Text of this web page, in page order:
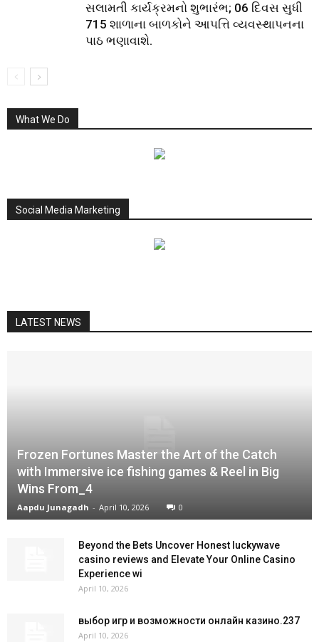
સલામતી કાર્યક્રમનો શુભારંભ; 06 દિવસ સુધી
715 શાળાના બાળકોને આપત્તિ વ્યવસ્થાપનના
પાઠ ભણાવાશે.
What We Do
Social Media Marketing
LATEST NEWS
Frozen Fortunes Master the Art of the Catch
with Immersive ice fishing games & Reel in Big
Wins From_4
Aapdu Junagadh - April 10, 2026 0
Beyond the Bets Uncover Honest luckywave
casino reviews and Elevate Your Online Casino
Experience wi
April 10, 2026
выбор игр и возможности онлайн казино.237
April 10, 2026